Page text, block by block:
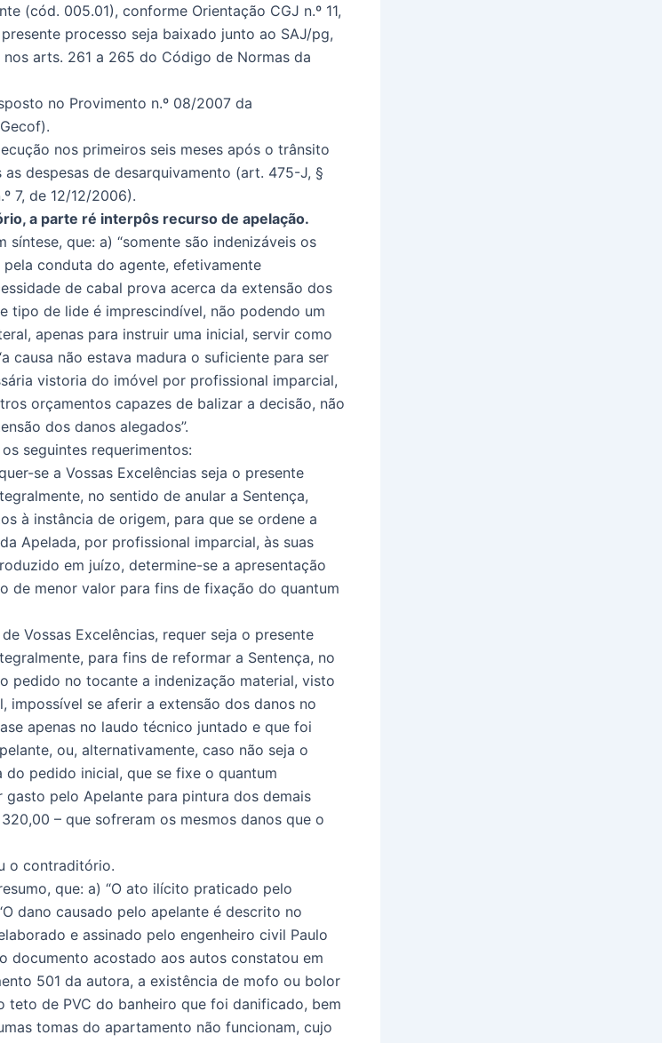
(cód. 005.01), conforme Orientação CGJ n.º 11,
processo seja baixado junto ao SAJ/pg,
arts. 261 a 265 do Código de Normas da
no Provimento n.º 08/2007 da
nos primeiros seis meses após o trânsito
despesas de desarquivamento (art. 475-J, §
7, de 12/12/2006).
a parte ré interpôs recurso de apelação.
síntese, que: a) “somente são indenizáveis os
conduta do agente, efetivamente
de cabal prova acerca da extensão dos
tipo de lide é imprescindível, não podendo um
apenas para instruir uma inicial, servir como
causa não estava madura o suficiente para ser
vistoria do imóvel por profissional imparcial,
orçamentos capazes de balizar a decisão, não
dos danos alegados”.
seguintes requerimentos:
se a Vossas Excelências seja o presente
no sentido de anular a Sentença,
à instância de origem, para que se ordene a
Apelada, por profissional imparcial, às suas
em juízo, determine-se a apresentação
de menor valor para fins de fixação do quantum
Vossas Excelências, requer seja o presente
para fins de reformar a Sentença, no
pedido no tocante a indenização material, visto
impossível se aferir a extensão dos danos no
apenas no laudo técnico juntado e que foi
ou, alternativamente, caso não seja o
pedido inicial, que se fixe o quantum
pelo Apelante para pintura dos demais
– que sofreram os mesmos danos que o
o contraditório.
que: a) “O ato ilícito praticado pelo
dano causado pelo apelante é descrito no
e assinado pelo engenheiro civil Paulo
documento acostado aos autos constatou em
501 da autora, a existência de mofo ou bolor
teto de PVC do banheiro que foi danificado, bem
tomas do apartamento não funcionam, cujo